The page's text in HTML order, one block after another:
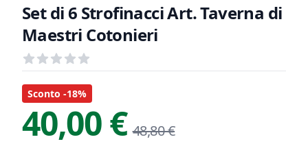
Set di 6 Strofinacci Art. Taverna di
Maestri Cotonieri
Recensioni
out of 5 stars
Informazioni Prodotto
Descrizione riassuntiva
Sconto -18%
40,00 € 48,80 €